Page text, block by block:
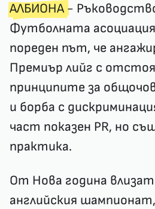
АЛБИОНА-
Футболната асоциация
пореден път, че
Премиър лийг с
принципите за
и борба с
част показен PR, но
практика.
От Нова година влизат
английския